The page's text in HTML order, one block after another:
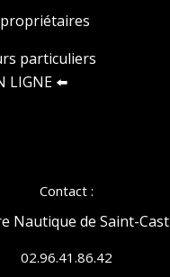
particuliers
LIGNE ⬅️
Contact :
Nautique de Saint-Cast
02.96.41.86.42